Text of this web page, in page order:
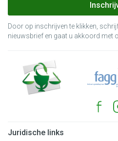
Door op inschrijven te klikken,
nieuwsbrief en gaat u akkoord met
Juridische links